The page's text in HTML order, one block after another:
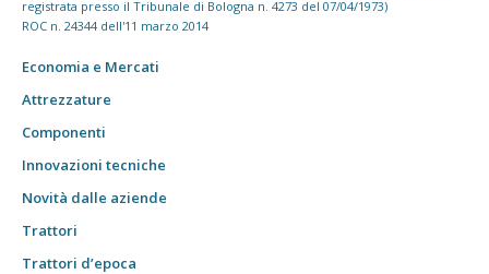
registrata presso il Tribunale di Bologna n. 4273 del 07/04/1973)
ROC n. 24344 dell'11 marzo 2014
Economia e Mercati
Attrezzature
Componenti
Innovazioni tecniche
Novità dalle aziende
Trattori
Trattori d’epoca